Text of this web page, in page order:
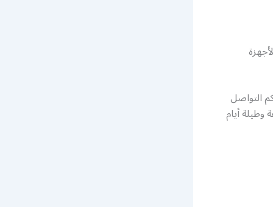
التواصل
وقت فخدمتنا متوفرة على مدار 24 ساعة وطيلة أيام